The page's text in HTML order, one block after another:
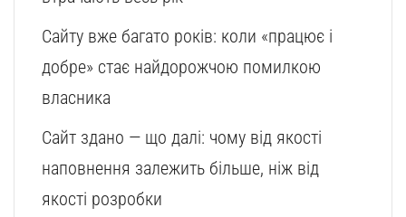
Сайту вже багато років: коли «працює і
добре» стає найдорожчою помилкою
власника
Сайт здано — що далі: чому від якості
наповнення залежить більше, ніж від
якості розробки